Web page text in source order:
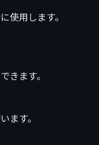
使用します。
きます。
ます。